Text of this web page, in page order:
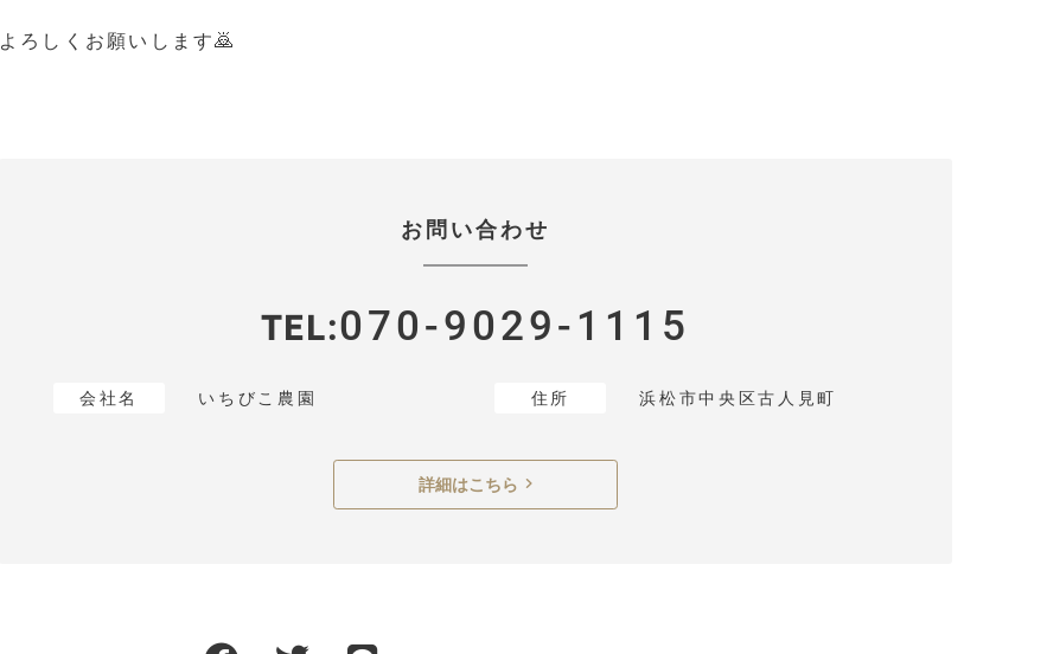
よろしくお願いします🙇
お問い合わせ
TEL 070-9029-1115
会社名 いちびこ農園 住所 浜松市中央区古人見町
詳細はこちら